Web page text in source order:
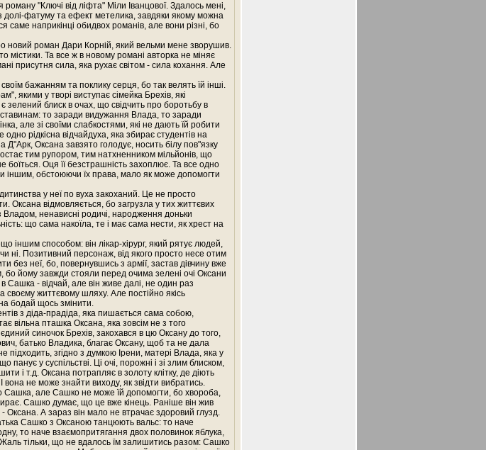
"Ключі від ліфта" Міли Іванцової. Здалось мені,
долі-фатуму та ефект метелика, завдяки якому можна
саме наприкінці обидвох романів, але вони різні, бо
новий роман Дари Корній, який вельми мене зворушив.
містики. Та все ж в новому романі авторка не міняє
присутня сила, яка рухає світом - сила кохання. Але
бажанням та поклику серця, бо так велять їй інші.
якими у творі виступає сімейка Брехів, які
зелений блиск в очах, що свідчить про боротьбу в
то заради видужання Влада, то заради
але зі своїми слабкостями, які не дають їй робити
рідкісна відчайдуха, яка збирає студентів на
Д"Арк, Оксана завзято голодує, носить білу пов"язку
тим рупором, тим натхненником мільйонів, що
боїться. Оця її безстрашність захоплює. Та все одно
обстоюючи їх права, мало як може допомогти
у неї по вуха закоханий. Це не просто
Оксана відмовляється, бо загрузла у тих життєвих
ненависні родичі, народження доньки
що сама накоїла, те і має сама нести, як хрест на
іншим способом: він лікар-хірург, який рятує людей,
ні. Позитивний персонаж, від якого просто несе отим
неї, бо, повернувшись з армії, застав дівчину вже
бо йому завжди стояли перед очима зелені очі Оксани
Сашка - відчай, але він живе далі, не один раз
своєму життєвому шляху. Але постійно якісь
бодай щось змінити.
з діда-прадіда, яка пишається сама собою,
вільна пташка Оксана, яка зовсім не з того
синочок Брехів, закохався в цю Оксану до того,
батько Владика, благає Оксану, щоб та не дала
підходить, згідно з думкою Ірени, матері Влада, яка у
у суспільстві. Ці очі, порожні і зі злим блиском,
і т.д. Оксана потрапляє в золоту клітку, де діють
вона не може знайти виходу, як звідти вибратись.
але Сашко не може їй допомогти, бо хвороба,
Сашко думає, що це вже кінець. Раніше він жив
Оксана. А зараз він мало не втрачає здоровий глузд.
Сашко з Оксаною танцюють вальс: то наче
то наче взаємопритягання двох половинок яблука,
тільки, що не вдалось їм залишитись разом: Сашко